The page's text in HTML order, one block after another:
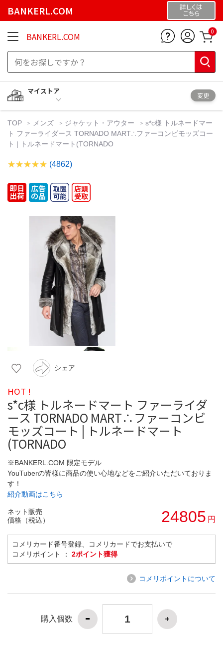
BANKERL.COM 詳しくは
こちら
BANKERL.COM 0
マイストア
変更
TOP メンズ ジャケット・アウター
s*c様 トルネードマー
ト ファーライダース TORNADO MART∴ファーコンビモッズコー
ト | トルネードマート(TORNADO
(4862)
シェア
HOT !
s*c様 トルネードマート ファーライダ
ース TORNADO MART∴ファーコンビ
モッズコート | トルネードマート
(TORNADO
※BANKERL.COM 限定モデル
YouTuberの皆様に商品の使い心地などをご紹介いただいておりま
す！
紹介動画はこちら
ネット販売
価格（税込）
24805 円
コメリカード番号登録、コメリカードでお支払いで
コメリポイント ： 2ポイント獲得
コメリポイントについて
購入個数